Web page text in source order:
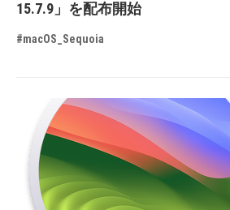
15.7.9」を配布開始
#macOS_Sequoia